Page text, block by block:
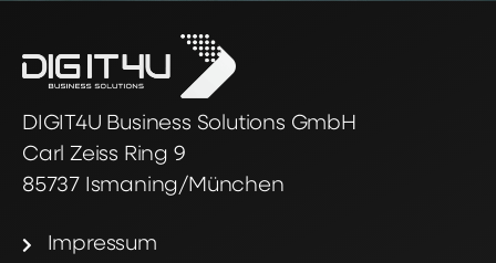
DIGIT4U Business Solutions GmbH
Carl Zeiss Ring 9
85737 Ismaning/München
Impressum